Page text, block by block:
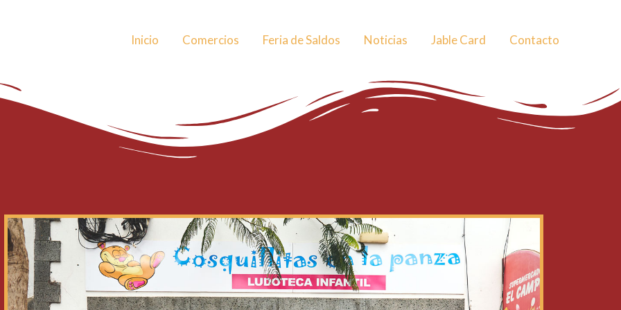
Inicio Comercios Feria de Saldos Noticias Jable Card Contacto